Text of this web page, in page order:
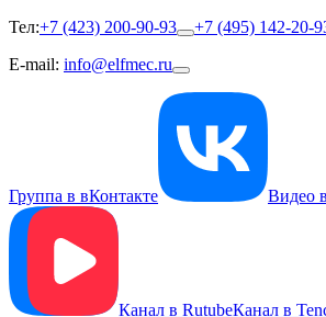
Тел:+7 (423) 200-90-93
+7 (495) 142-20-
E-mail: info@elfmec.ru
Группа в вКонтакте Видео
Канал в RutubeКанал в